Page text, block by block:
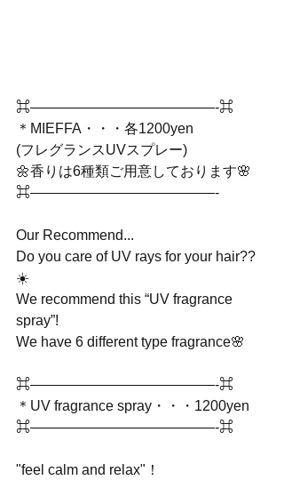
⌘—————————————-⌘﻿
＊MIEFFA・・・各1200yen﻿
(フレグランスUVスプレー)﻿
🌼香りは6種類ご用意しております🌸﻿
⌘—————————————-﻿
Our Recommend...﻿
Do you care of UV rays for your hair??
☀️﻿
We recommend this “UV fragrance
spray”!﻿
We have 6 different type fragrance🌸﻿
⌘—————————————-⌘﻿
＊UV fragrance spray・・・1200yen ﻿
⌘—————————————-⌘﻿
"feel calm and relax"！﻿